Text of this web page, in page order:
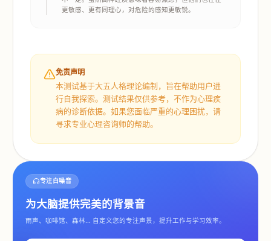
更敏感、更有同理心，对危险的感知更敏锐。
免责声明
本测试基于大五人格理论编制，旨在帮助用户进
行自我探索。测试结果仅供参考，不作为心理疾
病的诊断依据。如果您面临严重的心理困扰，请
寻求专业心理咨询师的帮助。
专注白噪音
为大脑提供完美的背景音
雨声、咖啡馆、森林... 自定义您的专注声景，提升工作与学习效率。